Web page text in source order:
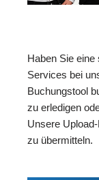
Haben Sie
Services bei
Buchungstool
zu erledigen
Unsere
zu übermitteln.